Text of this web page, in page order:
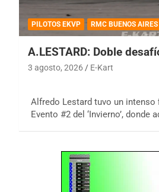
PILOTOS EKVP RMC BUENOS AIRES
A.LESTARD: Doble
3 agosto, 2026 E-Kart
Alfredo Lestard tuvo un intenso
Evento #2 del ‘Invierno’, donde